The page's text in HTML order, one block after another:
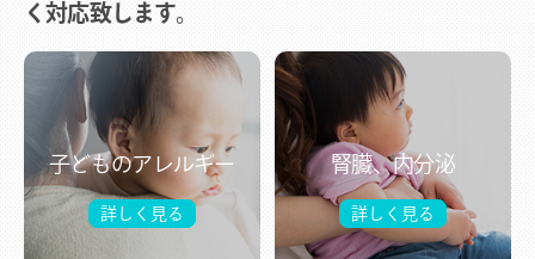
く対応致します。
子どものアレルギー
詳しく見る
腎臓、内分泌
詳しく見る